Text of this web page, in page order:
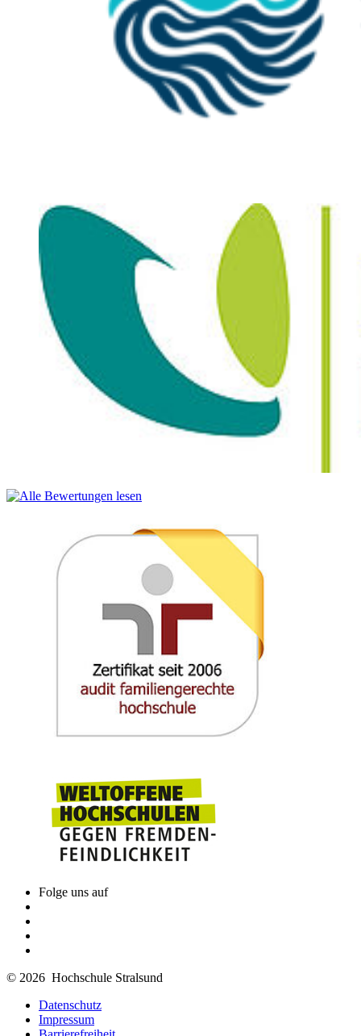
Folge uns auf
© 2026 Hochschule Stralsund
Datenschutz
Impressum